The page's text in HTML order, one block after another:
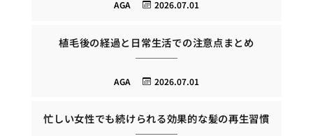
2026.07.01
AGA
植毛後の経過と日常生活での注意点まとめ
2026.07.01
AGA
忙しい女性でも続けられる効果的な髪の再生習慣